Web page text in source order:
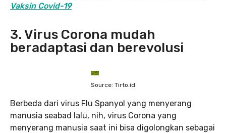
Vaksin Covid-19
3. Virus Corona mudah
beradaptasi dan berevolusi
Source: Tirto.id
Berbeda dari virus Flu Spanyol yang menyerang
manusia seabad lalu, nih, virus Corona yang
menyerang manusia saat ini bisa digolongkan sebagai